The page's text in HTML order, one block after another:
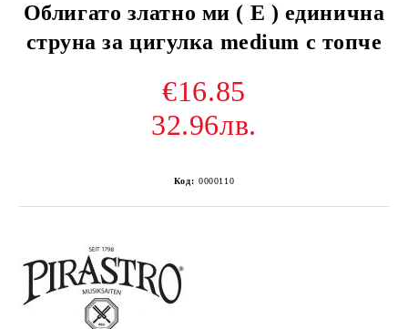
Облигато златно ми ( E ) единична
струна за цигулка medium с топче
€16.85
32.96лв.
Код: 0000110